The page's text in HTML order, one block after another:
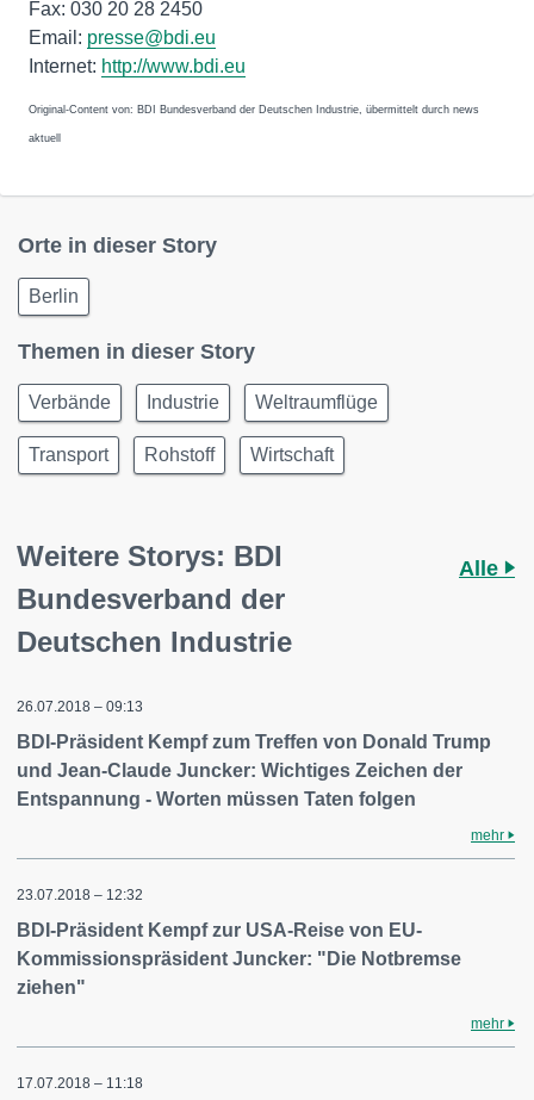
Fax: 030 20 28 2450
Email: presse@bdi.eu
Internet: http://www.bdi.eu
Original-Content von: BDI Bundesverband der Deutschen Industrie, übermittelt durch news
aktuell
Orte in dieser Story
Berlin
Themen in dieser Story
Verbände Industrie Weltraumflüge
Transport Rohstoff Wirtschaft
Weitere Storys: BDI
Bundesverband der
Deutschen Industrie
Alle
26.07.2018 – 09:13
BDI-Präsident Kempf zum Treffen von Donald Trump
und Jean-Claude Juncker: Wichtiges Zeichen der
Entspannung - Worten müssen Taten folgen
mehr
23.07.2018 – 12:32
BDI-Präsident Kempf zur USA-Reise von EU-
Kommissionspräsident Juncker: "Die Notbremse
ziehen"
mehr
17.07.2018 – 11:18